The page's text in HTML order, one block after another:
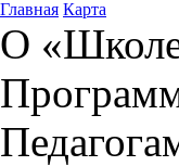
Главная Карта
О